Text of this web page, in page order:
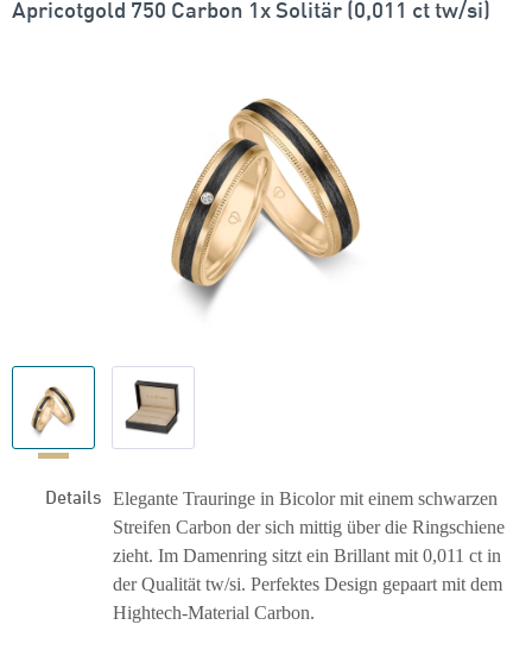
Apricotgold 750 Carbon 1x Solitär (0,011 ct tw/si)
Details Elegante Trauringe in Bicolor mit einem schwarzen
Streifen Carbon der sich mittig über die Ringschiene
zieht. Im Damenring sitzt ein Brillant mit 0,011 ct in
der Qualität tw/si. Perfektes Design gepaart mit dem
Hightech-Material Carbon.